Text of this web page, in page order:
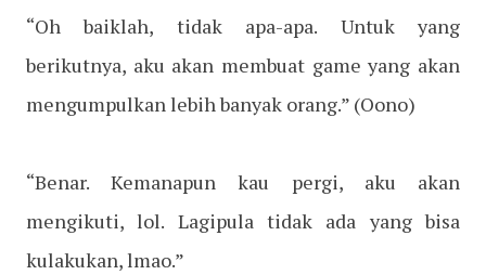
“Oh baiklah, tidak apa-apa. Untuk yang
berikutnya, aku akan membuat game yang akan
mengumpulkan lebih banyak orang.” (Oono)
“Benar. Kemanapun kau pergi, aku akan
mengikuti, lol. Lagipula tidak ada yang bisa
kulakukan, lmao.”